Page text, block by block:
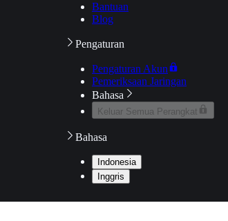
Bantuan
Blog
Pengaturan
Pengaturan Akun
Pemeriksaan Jaringan
Bahasa
Keluar Semua Perangkat
Bahasa
Indonesia
Inggris